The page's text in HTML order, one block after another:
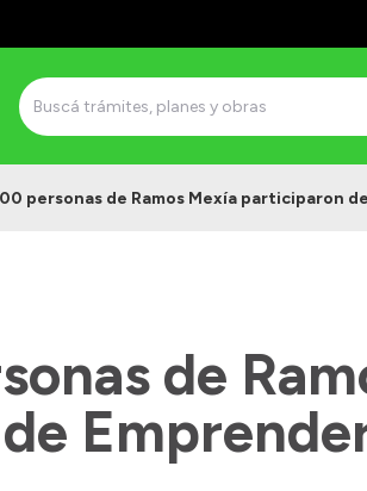
personas de Ramos Mexía participaron
de